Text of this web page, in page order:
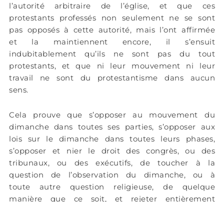
l’autorité arbitraire de l’église, et que ces
protestants professés non seulement ne se sont
pas opposés à cette autorité, mais l’ont affirmée
et la maintiennent encore, il s’ensuit
indubitablement qu’ils ne sont pas du tout
protestants, et que ni leur mouvement ni leur
travail ne sont du protestantisme dans aucun
sens.
Cela prouve que s’opposer au mouvement du
dimanche dans toutes ses parties, s’opposer aux
lois sur le dimanche dans toutes leurs phases,
s’opposer et nier le droit des congrès, ou des
tribunaux, ou des exécutifs, de toucher à la
question de l’observation du dimanche, ou à
toute autre question religieuse, de quelque
manière que ce soit, et rejeter entièrement